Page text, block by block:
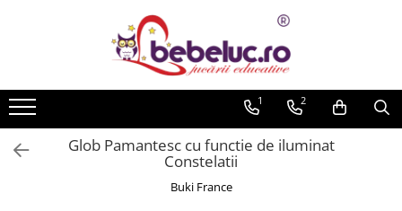
Toate Produsele
Jucarii pe varste
Jucarii educative
Set constructie copii
1 2
Glob Pamantesc cu functie de iluminat
Constelatii
Buki France